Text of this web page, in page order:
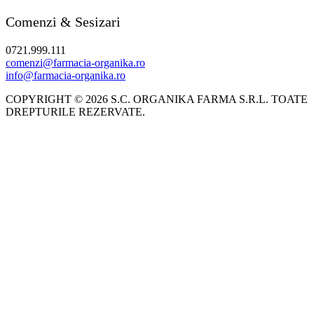
Comenzi & Sesizari
0721.999.111
comenzi@farmacia-organika.ro
info@farmacia-organika.ro
COPYRIGHT © 2026 S.C. ORGANIKA FARMA S.R.L. TOATE
DREPTURILE REZERVATE.